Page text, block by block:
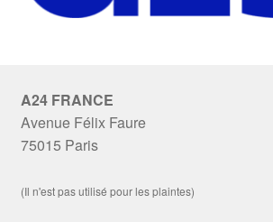
A24 FRANCE
Avenue Félix Faure
75015 Paris
(Il n'est pas utilisé pour les plaintes)